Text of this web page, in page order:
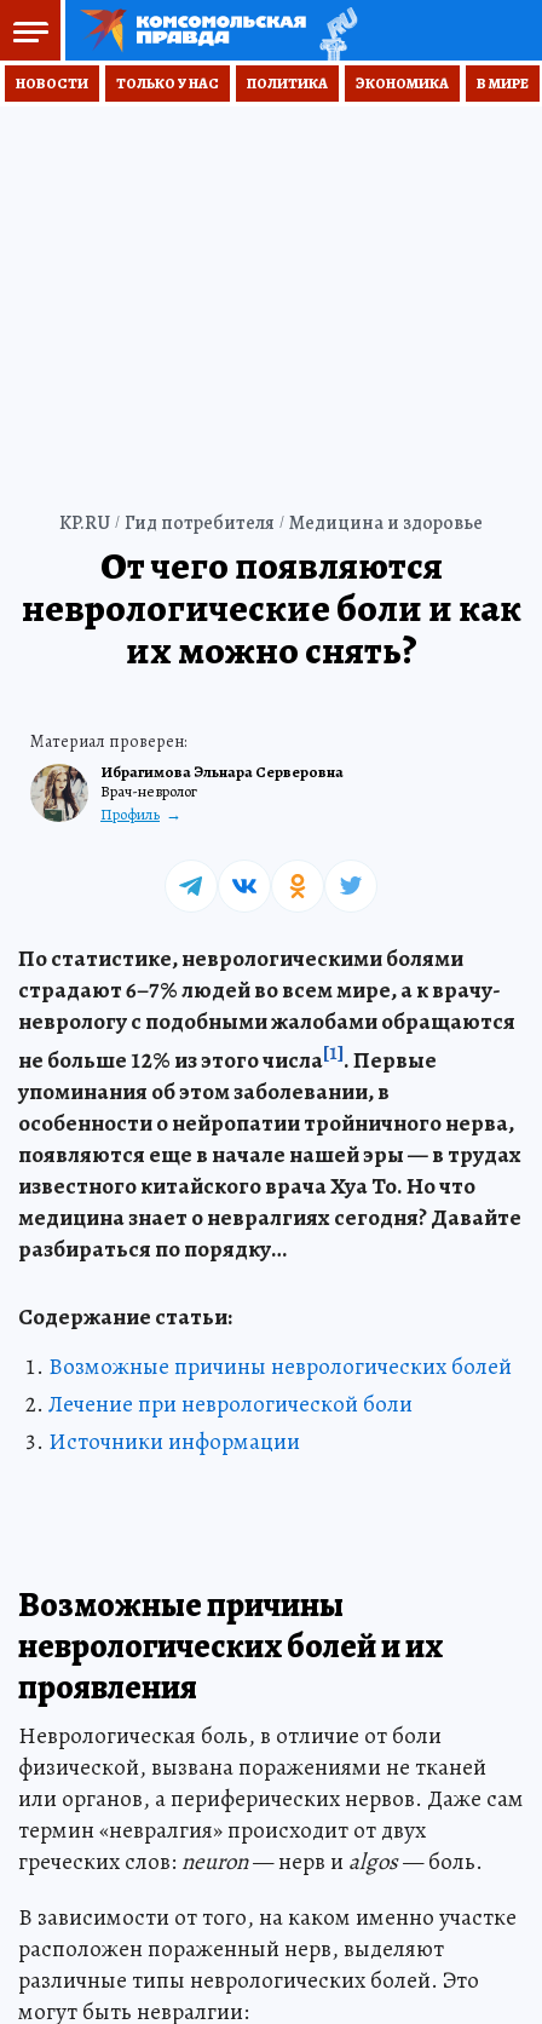
НОВОСТИ ТОЛЬКО У НАС ПОЛИТИКА ЭКОНОМИКА В МИРЕ
KP.RU Гид потребителя Медицина и здоровье
Ибрагимова Эльнара Серверовна
Врач-невролог
Профиль
От чего появляются
неврологические боли и как
их можно снять?
По статистике, неврологическими болями
страдают 6–7% людей во всем мире, а к врачу-
неврологу с подобными жалобами обращаются
не больше 12% из этого числа[1]. Первые
упоминания об этом заболевании, в
особенности о нейропатии тройничного нерва,
появляются еще в начале нашей эры — в трудах
известного китайского врача Хуа То. Но что
медицина знает о невралгиях сегодня? Давайте
разбираться по порядку…
Содержание статьи:
Возможные причины неврологических болей
Лечение при неврологической боли
Источники информации
Возможные причины
неврологических болей и их
проявления
Неврологическая боль, в отличие от боли
физической, вызвана поражениями не тканей
или органов, а периферических нервов. Даже сам
термин «невралгия» происходит от двух
греческих слов: neuron— нерв иalgos— боль.
В зависимости от того, на каком именно участке
расположен пораженный нерв, выделяют
различные типы неврологических болей. Это
могут быть невралгии: